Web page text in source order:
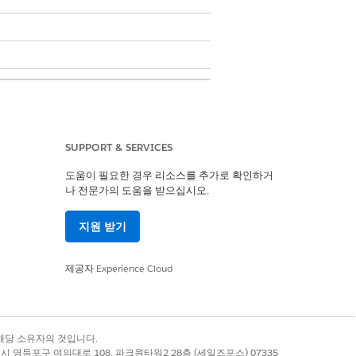
of the batch process with the
SUPPORT & SERVICES
도움이 필요한 경우 리소스를 추가로 확인하거
나 전문가의 도움을 받으십시오.
지원 받기
제공자 Experience Cloud
소유자의 것입니다.
영등포구 여의대로 108, 파크원타워2 28층 (세일즈포스) 07335